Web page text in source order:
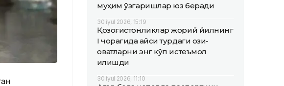
муҳим ўзгаришлар юз беради
30 iyul 2026, 15:19
Қозоғистонликлар жорий йилнинг
I чорагида қайси турдаги озиқ-
овқатларни энг кўп истеъмол
қилишди
30 iyul 2026, 11:10